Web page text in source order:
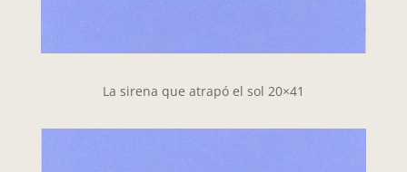
La sirena que atrapó el sol 20×41